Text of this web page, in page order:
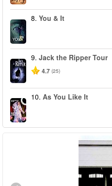
8. You & It
9. Jack the Ripper Tour
4.7 (25)
10. As You Like It